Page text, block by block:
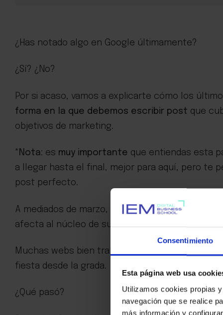
Consentimiento
Esta página web usa
Utilizamos cookies propias
navegación que se realice
más información y
¿Has notado algo en Google últimamente?
¿Sí? ¿No?
Por si acaso, vamos a explicarte cómo los
forma en la que debemos escribir post que
objetivos de marketing.
*Nota: es muy importante que entiendas esta
a llegar hasta el final, mejor para aquí, pero te
post perfecto.
A mediados de marzo, Google desplegó lo que
afecta al núcleo de su algoritmo y que tiene un
Muchas webs bien trabajadas a nivel SEO
fiesta desde la grada.
¿Qué pasó?